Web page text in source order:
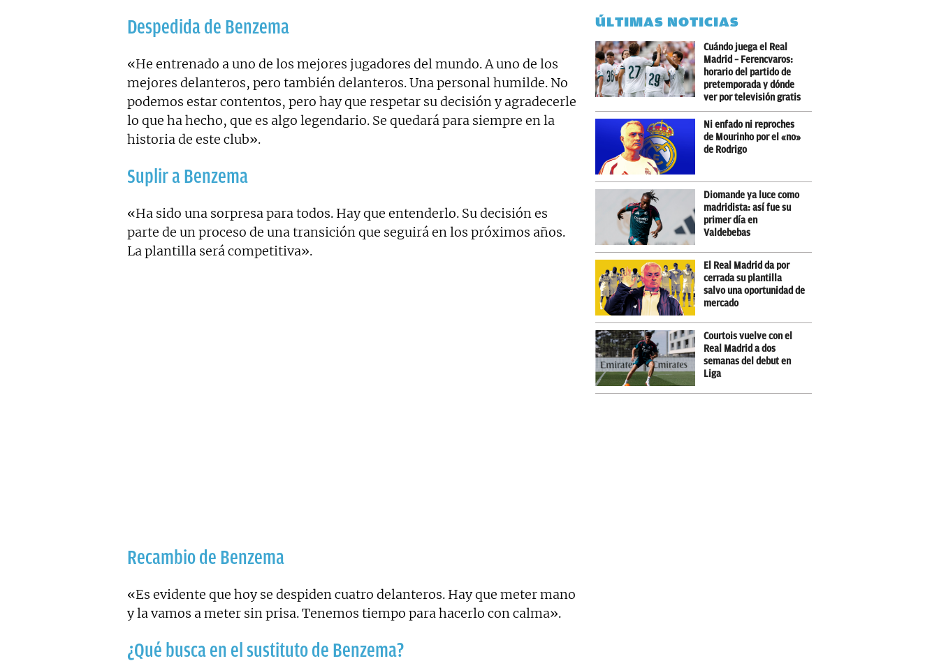
Despedida de Benzema
«He entrenado a uno de los mejores jugadores del mundo. A uno de los
mejores delanteros, pero también delanteros. Una personal humilde. No
podemos estar contentos, pero hay que respetar su decisión y agradecerle
lo que ha hecho, que es algo legendario. Se quedará para siempre en la
historia de este club».
Suplir a Benzema
«Ha sido una sorpresa para todos. Hay que entenderlo. Su decisión es
parte de un proceso de una transición que seguirá en los próximos años.
La plantilla será competitiva».
Recambio de Benzema
«Es evidente que hoy se despiden cuatro delanteros. Hay que meter mano
y la vamos a meter sin prisa. Tenemos tiempo para hacerlo con calma».
¿Qué busca en el sustituto de Benzema?
ÚLTIMAS NOTICIAS
Cuándo juega el Real
Madrid – Ferencvaros:
horario del partido de
pretemporada y dónde
ver por televisión gratis
Ni enfado ni reproches
de Mourinho por el «no»
de Rodrigo
Diomande ya luce como
madridista: así fue su
primer día en
Valdebebas
El Real Madrid da por
cerrada su plantilla
salvo una oportunidad de
mercado
Courtois vuelve con el
Real Madrid a dos
semanas del debut en
Liga